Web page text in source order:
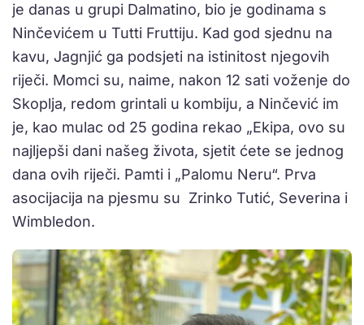
je danas u grupi Dalmatino, bio je godinama s
Ninčevićem u Tutti Fruttiju. Kad god sjednu na
kavu, Jagnjić ga podsjeti na istinitost njegovih
riječi. Momci su, naime, nakon 12 sati voženje do
Skoplja, redom grintali u kombiju, a Ninčević im
je, kao mulac od 25 godina rekao „Ekipa, ovo su
najljepši dani našeg života, sjetit ćete se jednog
dana ovih riječi. Pamti i „Palomu Neru“. Prva
asocijacija na pjesmu su Zrinko Tutić, Severina i
Wimbledon.